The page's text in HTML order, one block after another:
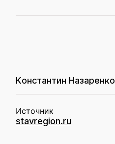
Константин Назаренко
Источник
stavregion.ru